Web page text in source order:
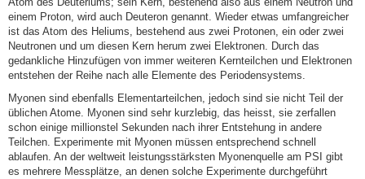
einem Proton, wird auch Deuteron genannt. Wieder etwas umfangreicher
ist das Atom des Heliums, bestehend aus zwei Protonen, ein oder zwei
Neutronen und um diesen Kern herum zwei Elektronen. Durch das
gedankliche Hinzufügen von immer weiteren Kernteilchen und Elektronen
entstehen der Reihe nach alle Elemente des Periodensystems.
Myonen sind ebenfalls Elementarteilchen, jedoch sind sie nicht Teil der
üblichen Atome. Myonen sind sehr kurzlebig, das heisst, sie zerfallen
schon einige millionstel Sekunden nach ihrer Entstehung in andere
Teilchen. Experimente mit Myonen müssen entsprechend schnell
ablaufen. An der weltweit leistungsstärksten Myonenquelle am PSI gibt
es mehrere Messplätze, an denen solche Experimente durchgeführt